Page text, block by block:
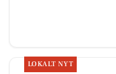
LOKALT NYT